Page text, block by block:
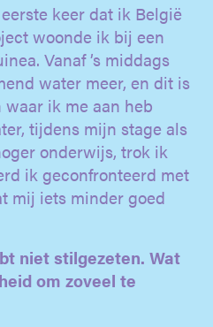
keer dat ik België
woonde ik bij een
Vanaf ’s middags
water meer, en dit is
ik me aan heb
tijdens mijn stage als
onderwijs, trok ik
ik geconfronteerd met
mij iets minder goed
niet stilgezeten. Wat
om zoveel te